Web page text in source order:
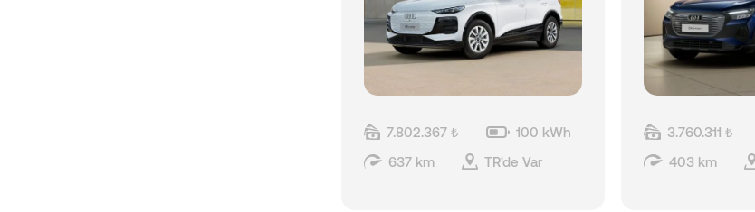
7.802.367 ₺
100 kWh
637 km
TR'de Var
3.760.311 ₺
403 km